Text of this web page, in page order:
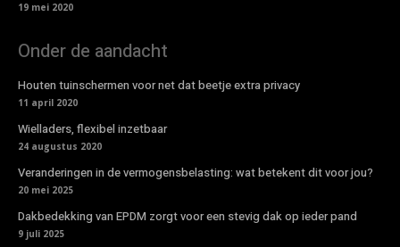
19 mei 2020
Onder de aandacht
Houten tuinschermen voor net dat beetje extra privacy
11 april 2020
Wielladers, flexibel inzetbaar
24 augustus 2020
Veranderingen in de vermogensbelasting: wat betekent dit voor jou?
20 mei 2025
Dakbedekking van EPDM zorgt voor een stevig dak op ieder pand
9 juli 2025